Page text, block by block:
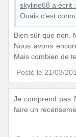
skyline68 a écrit :
Ouais c'est
Bien sûr que non.
Nous avons
Mais combien de
Posté le 21/03/
Je comprend pas
faire un